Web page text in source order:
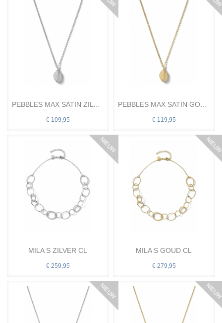
€ 109,95 € 119,95
MILA S ZILVER CL
€ 259,95
MILA S GOUD CL
€ 279,95